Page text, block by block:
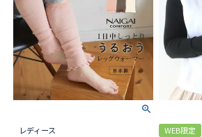
レディース
WEB限定